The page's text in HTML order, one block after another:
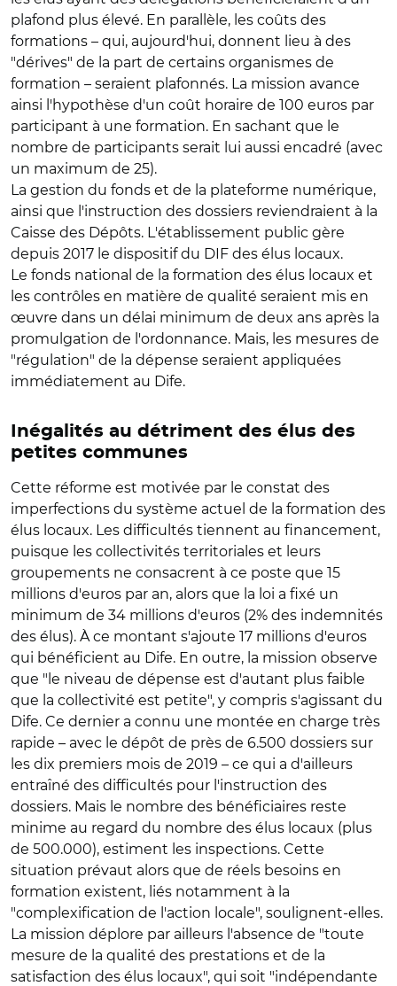
plafond plus élevé. En parallèle, les coûts des
formations – qui, aujourd'hui, donnent lieu à des
"dérives" de la part de certains organismes de
formation – seraient plafonnés. La mission avance
ainsi l'hypothèse d'un coût horaire de 100 euros par
participant à une formation. En sachant que le
nombre de participants serait lui aussi encadré (avec
un maximum de 25).
La gestion du fonds et de la plateforme numérique,
ainsi que l'instruction des dossiers reviendraient à la
Caisse des Dépôts. L'établissement public gère
depuis 2017 le dispositif du DIF des élus locaux.
Le fonds national de la formation des élus locaux et
les contrôles en matière de qualité seraient mis en
œuvre dans un délai minimum de deux ans après la
promulgation de l'ordonnance. Mais, les mesures de
"régulation" de la dépense seraient appliquées
immédiatement au Dife.
Inégalités au détriment des élus des
petites communes
Cette réforme est motivée par le constat des
imperfections du système actuel de la formation des
élus locaux. Les difficultés tiennent au financement,
puisque les collectivités territoriales et leurs
groupements ne consacrent à ce poste que 15
millions d'euros par an, alors que la loi a fixé un
minimum de 34 millions d'euros (2% des indemnités
des élus). À ce montant s'ajoute 17 millions d'euros
qui bénéficient au Dife. En outre, la mission observe
que "le niveau de dépense est d'autant plus faible
que la collectivité est petite", y compris s'agissant du
Dife. Ce dernier a connu une montée en charge très
rapide – avec le dépôt de près de 6.500 dossiers sur
les dix premiers mois de 2019 – ce qui a d'ailleurs
entraîné des difficultés pour l'instruction des
dossiers. Mais le nombre des bénéficiaires reste
minime au regard du nombre des élus locaux (plus
de 500.000), estiment les inspections. Cette
situation prévaut alors que de réels besoins en
formation existent, liés notamment à la
"complexification de l'action locale", soulignent-elles.
La mission déplore par ailleurs l'absence de "toute
mesure de la qualité des prestations et de la
satisfaction des élus locaux", qui soit "indépendante